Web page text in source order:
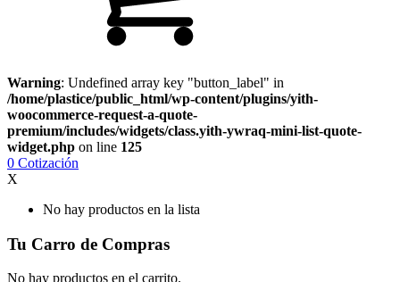
Warning: Undefined array key "button_label" in
/home/plastice/public_html/wp-content/plugins/yith-
woocommerce-request-a-quote-
premium/includes/widgets/class.yith-ywraq-mini-list-quote-
widget.php on line 125
0 Cotización
X
No hay productos en la lista
Tu Carro de Compras
No hay productos en el carrito.